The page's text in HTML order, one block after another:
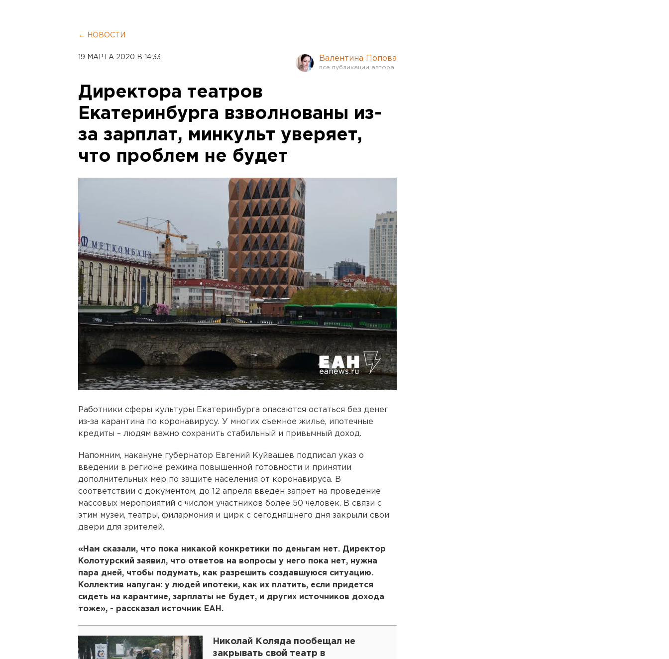
← НОВОСТИ
19 МАРТА 2020 В 14:33 Валентина Попова
Директора театров
Екатеринбурга взволнованы из-
за зарплат, минкульт уверяет,
что проблем не будет
Работники сферы культуры Екатеринбурга опасаются остаться без денег
из-за карантина по коронавирусу. У многих съемное жилье, ипотечные
кредиты – людям важно сохранить стабильный и привычный доход.
Напомним, накануне губернатор Евгений Куйвашев подписал указ о
введении в регионе режима повышенной готовности и принятии
дополнительных мер по защите населения от коронавируса. В
соответствии с документом, до 12 апреля введен запрет на проведение
массовых мероприятий с числом участников более 50 человек. В связи с
этим музеи, театры, филармония и цирк с сегодняшнего дня закрыли свои
двери для зрителей.
«Нам сказали, что пока никакой конкретики по деньгам нет. Директор
Колотурский заявил, что ответов на вопросы у него пока нет, нужна
пара дней, чтобы подумать, как разрешить создавшуюся ситуацию.
Коллектив напуган: у людей ипотеки, как их платить, если придется
сидеть на карантине, зарплаты не будет, и других источников дохода
тоже», - рассказал источник ЕАН.
Николай Коляда пообещал не
закрывать свой театр в